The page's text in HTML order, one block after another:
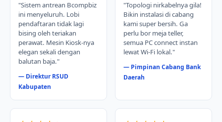
"Sistem antrean Bcompbiz
ini menyeluruh. Lobi
pendaftaran tidak lagi
bising oleh teriakan
perawat. Mesin Kiosk-nya
elegan sekali dengan
balutan baja."
— Direktur RSUD
Kabupaten
"Topologi nirkabelnya gila!
Bikin instalasi di cabang
kami super bersih. Ga
perlu bor meja teller,
semua PC connect instan
lewat Wi-Fi lokal."
— Pimpinan Cabang Bank
Daerah